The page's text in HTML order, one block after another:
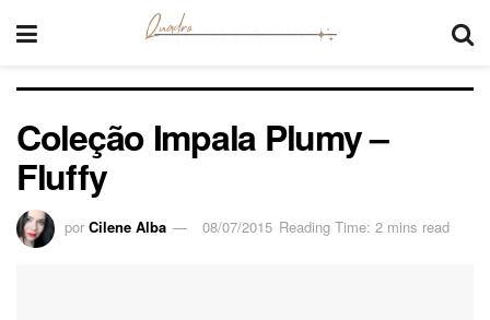
Coleção Impala Plumy –
Fluffy
por Cilene Alba 08/07/2015 Reading Time: 2 mins read